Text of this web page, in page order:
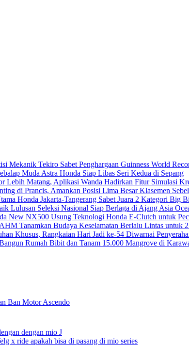
Mekanik Tekiro Sabet Penghargaan Guinness World
Muda Astra Honda Siap Libas Seri Kedua di Sepang
Lebih Matang, Aplikasi Wanda Hadirkan Fitur Simulasi
di Prancis, Amankan Posisi Lima Besar Klasemen
Honda Jakarta-Tangerang Sabet Juara 2 Kategori Big
Lulusan Seleksi Nasional Siap Berlaga di Ajang Asia
New NX500 Usung Teknologi Honda E-Clutch untuk
Tanamkan Budaya Keselamatan Berlalu Lintas untuk
Khusus, Rangkaian Hari Jadi ke-54 Diwarnai
Rumah Bibit dan Tanam 15.000 Mangrove di
Ban Motor Ascendo
dengan mio J